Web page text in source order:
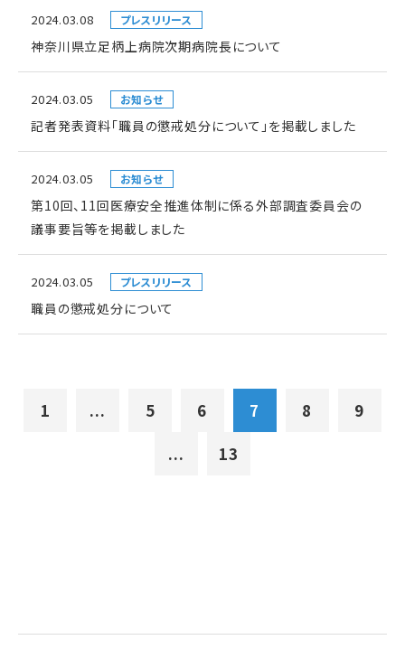
2024.03.08 プレスリリース
神奈川県立足柄上病院次期病院長について
2024.03.05 お知らせ
記者発表資料「職員の懲戒処分について」を掲載しました
2024.03.05 お知らせ
第10回、11回医療安全推進体制に係る外部調査委員会の
議事要旨等を掲載しました
2024.03.05 プレスリリース
職員の懲戒処分について
1 ... 5 6 7 8
9
...
13